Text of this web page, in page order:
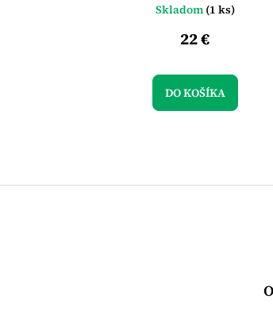
Skladom (1 ks)
22 €
DO KOŠÍKA